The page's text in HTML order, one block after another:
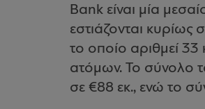
Bank είναι μία
εστιάζονται κυρίως
το οποίο αριθμεί
ατόμων. Το σύνολο
σε €88 εκ., ενώ το